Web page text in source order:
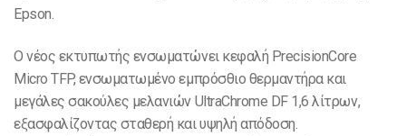
Epson.
Ο νέος εκτυπωτής ενσωματώνει κεφαλή PrecisionCore
Micro TFP, ενσωματωμένο εμπρόσθιο θερμαντήρα και
μεγάλες σακούλες μελανιών UltraChrome DF 1,6 λίτρων,
εξασφαλίζοντας σταθερή και υψηλή απόδοση.